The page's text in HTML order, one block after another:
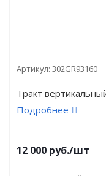
Артикул: 302GR93160
Тракт
Подробнее
12 000 руб./шт